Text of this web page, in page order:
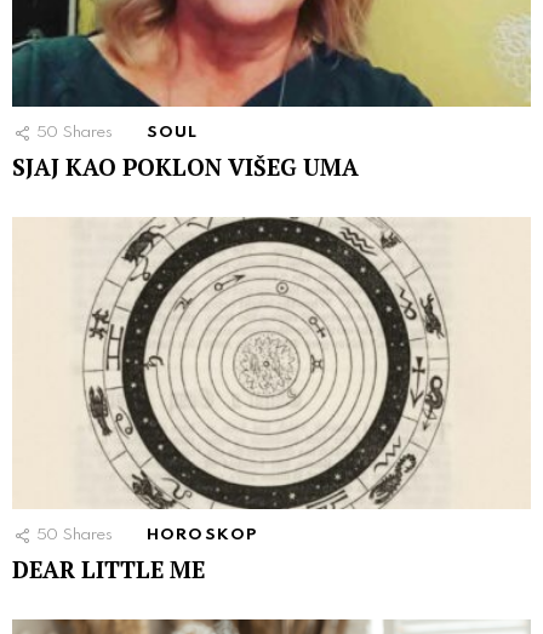
50 Shares SOUL
SJAJ KAO POKLON VIŠEG UMA
50 Shares HOROSKOP
DEAR LITTLE ME